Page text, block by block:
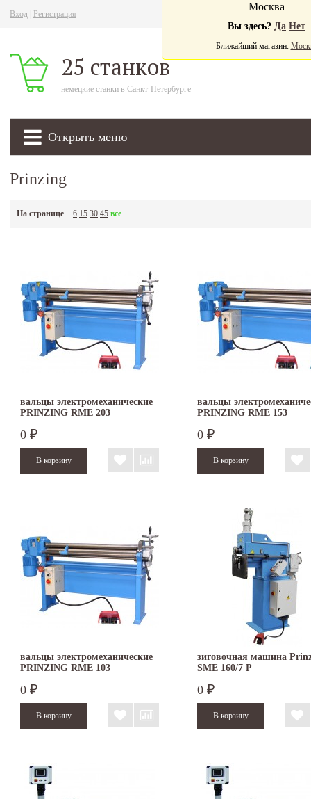
Вход Регистрация
25 станков
немецкие станки в Санкт-Петербурге
Открыть меню
Москва
Вы здесь? Да Нет
Ближайший магазин:
Prinzing
На странице 6 15 30 45 все
вальцы электромеханические
PRINZING RME 203
0 ₽
вальцы
PRINZING RME 153
0 ₽
вальцы электромеханические
PRINZING RME 103
0 ₽
зиговочная машина
SMЕ 160/7 P
0 ₽